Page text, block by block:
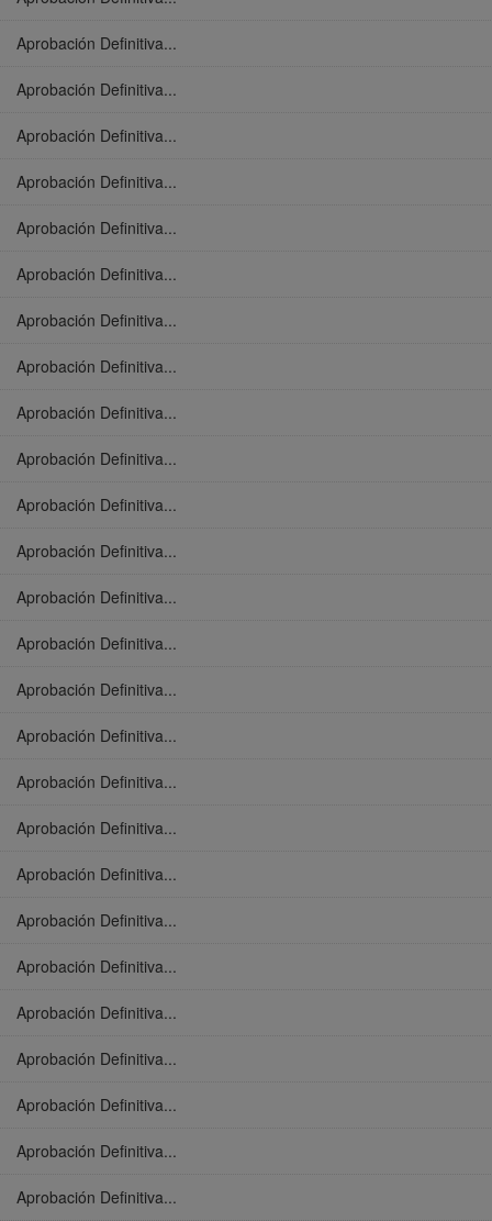
Aprobación Definitiva...
Aprobación Definitiva...
Aprobación Definitiva...
Aprobación Definitiva...
Aprobación Definitiva...
Aprobación Definitiva...
Aprobación Definitiva...
Aprobación Definitiva...
Aprobación Definitiva...
Aprobación Definitiva...
Aprobación Definitiva...
Aprobación Definitiva...
Aprobación Definitiva...
Aprobación Definitiva...
Aprobación Definitiva...
Aprobación Definitiva...
Aprobación Definitiva...
Aprobación Definitiva...
Aprobación Definitiva...
Aprobación Definitiva...
Aprobación Definitiva...
Aprobación Definitiva...
Aprobación Definitiva...
Aprobación Definitiva...
Aprobación Definitiva...
Aprobación Definitiva...